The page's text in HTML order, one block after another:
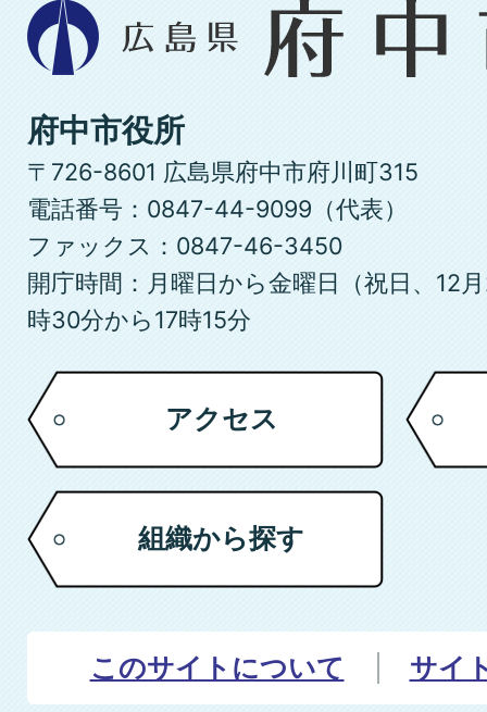
広
島
県
府
中
市
府中市役所
〒726-8601 広島県府中市府川町315
電話番号：0847-44-9099（代表）
ファックス：0847-46-3450
開庁時間：月曜日から金曜日（祝日、12
時30分から17時15分
アクセス
組織から探す
このサイトについて サイ